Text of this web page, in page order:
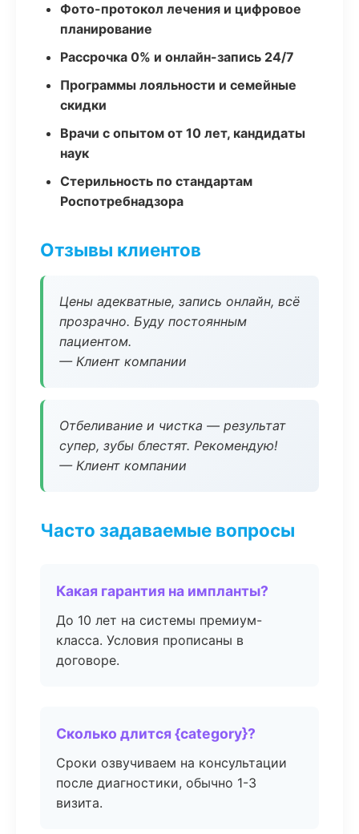
Фото-протокол лечения и цифровое
планирование
Рассрочка 0% и онлайн-запись 24/7
Программы лояльности и семейные
скидки
Врачи с опытом от 10 лет, кандидаты
наук
Стерильность по стандартам
Роспотребнадзора
Отзывы клиентов
Цены адекватные, запись онлайн, всё
прозрачно. Буду постоянным
пациентом.
— Клиент компании
Отбеливание и чистка — результат
супер, зубы блестят. Рекомендую!
— Клиент компании
Часто задаваемые вопросы
Какая гарантия на импланты?
До 10 лет на системы премиум-
класса. Условия прописаны в
договоре.
Сколько длится {category}?
Сроки озвучиваем на консультации
после диагностики, обычно 1-3
визита.